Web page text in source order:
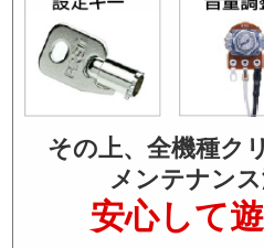
その上、全機種ク
メンテナンス
安心して